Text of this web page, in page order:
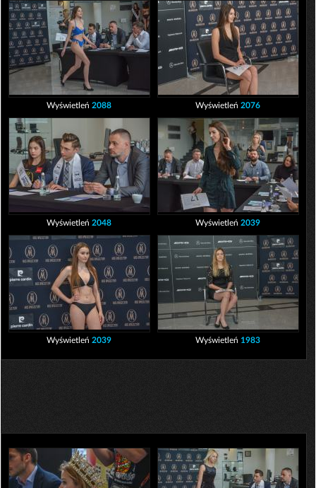
Wyświetleń2088 Wyświetleń2076
Wyświetleń2048 Wyświetleń2039
Wyświetleń2039 Wyświetleń 1983